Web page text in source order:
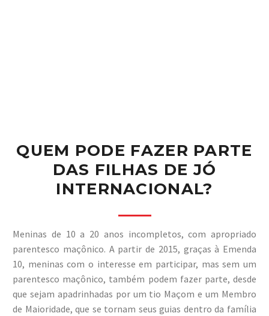
QUEM PODE FAZER PARTE
DAS FILHAS DE JÓ
INTERNACIONAL?
Meninas de 10 a 20 anos incompletos, com apropriado
parentesco maçônico. A partir de 2015, graças à Emenda
10, meninas com o interesse em participar, mas sem um
parentesco maçônico, também podem fazer parte, desde
que sejam apadrinhadas por um tio Maçom e um Membro
de Maioridade, que se tornam seus guias dentro da família